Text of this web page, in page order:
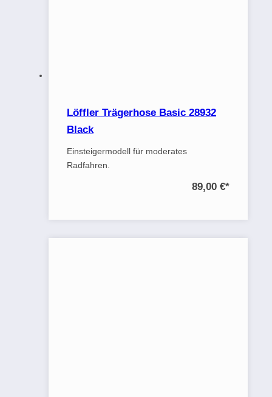
Löffler Trägerhose Basic 28932
Black
Einsteigermodell für moderates
Radfahren.
89,00 €*